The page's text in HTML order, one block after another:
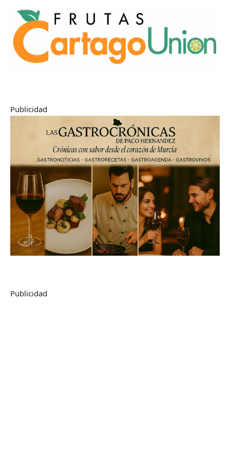
Publicidad
Publicidad